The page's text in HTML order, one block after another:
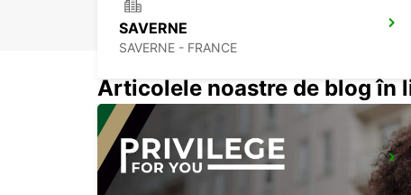
SAVERNE
SAVERNE - FRANCE
SARREBOURG DT
SARREBOURG - FRANCE
Articolele noastre de blog în